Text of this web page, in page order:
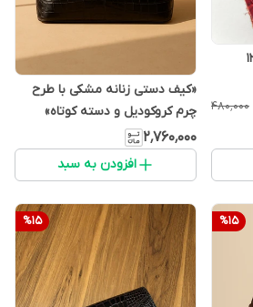
۴۸۰٬۰۰۰
«کیف دستی زنانه مشکی با طرح
چرم کروکودیل و دسته‌ کوتاه»
۲٬۷۶۰٬۰۰۰
افزودن به سبد
%15
%15